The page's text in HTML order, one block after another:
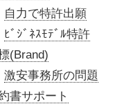
自力で特許出願
ﾋﾞｼﾞﾈｽﾓﾃﾞﾙ特許
(Brand)
激安事務所の問題
書サポート